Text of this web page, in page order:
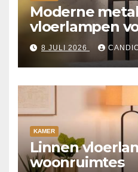
Moderne
vloerlampen
8 JULI 2026
KAMER
Linnen
woonruimtes